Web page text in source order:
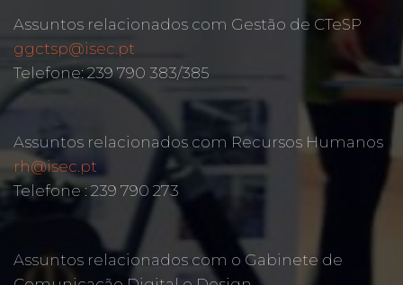
Assuntos relacionados com Gestão de CTeSP
ggctsp@isec.pt
Telefone: 239 790 383/385
Assuntos relacionados com Recursos Humanos
rh@isec.pt
Telefone : 239 790 273
Assuntos relacionados com o Gabinete de